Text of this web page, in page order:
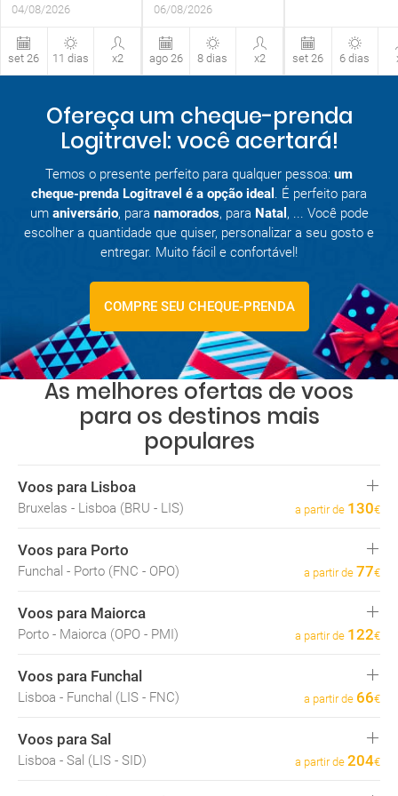
04/08/2026
set 26 11 dias x2
06/08/2026
ago 26 8 dias x2 set 26 6 dias
Ofereça um cheque-prenda
Logitravel: você acertará!
Temos o presente perfeito para qualquer pessoa: um
cheque-prenda Logitravel é a opção ideal . É perfeito para
um aniversário, para namorados, para Natal , ... Você pode
escolher a quantidade que quiser, personalizar a seu gosto e
entregar. Muito fácil e confortável!
COMPRE SEU CHEQUE-PRENDA
As melhores ofertas de voos
para os destinos mais
populares
Voos para Lisboa
Bruxelas - Lisboa (BRU - LIS) a partir de 130€
Porto - Lisboa (OPO - LIS) 110
Barcelona - Lisboa (BCN - LIS) a partir de 66 €
Voos para Porto
Funchal - Porto (FNC - OPO) a partir de 77€
Barcelona - Porto (BCN - OPO) 73
Voos para Maiorca
Porto - Maiorca (OPO - PMI) a partir de 122€
Lisboa - Maiorca (LIS - PMI) 88
Sevilha - Maiorca (SVQ - PMI) a partir de 40€
Voos para Funchal
Lisboa - Funchal (LIS - FNC) a partir de 66€
Porto Santo - Funchal (PXO - FNC) 128
São Miguel - Funchal (PDL - FNC) a partir de 79€
Voos para Sal
Lisboa - Sal (LIS - SID) a partir de 204€